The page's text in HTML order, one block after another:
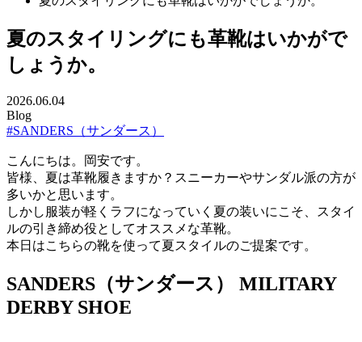
夏のスタイリングにも革靴はいかがで
しょうか。
2026.06.04
Blog
#SANDERS（サンダース）
こんにちは。岡安です。
皆様、夏は革靴履きますか？スニーカーやサンダル派の方が
多いかと思います。
しかし服装が軽くラフになっていく夏の装いにこそ、スタイ
ルの引き締め役としてオススメな革靴。
本日はこちらの靴を使って夏スタイルのご提案です。
SANDERS（サンダース） MILITARY
DERBY SHOE